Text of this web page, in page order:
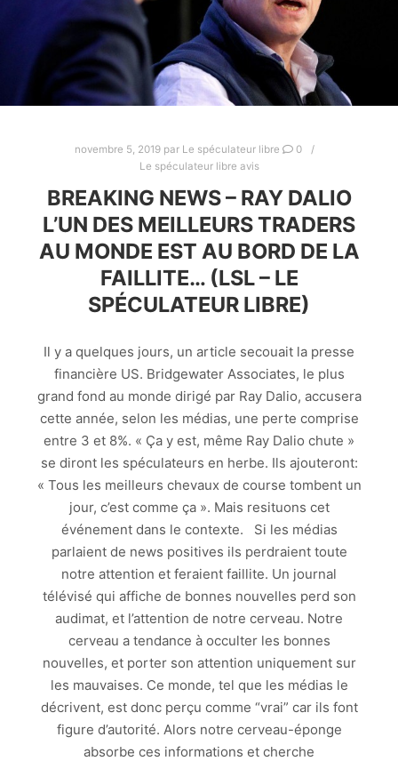
novembre 5, 2019 par Le spéculateur libre
0
Le spéculateur libre avis
BREAKING NEWS – RAY DALIO
L’UN DES MEILLEURS TRADERS
AU MONDE EST AU BORD DE LA
FAILLITE… (LSL – LE
SPÉCULATEUR LIBRE)
Il y a quelques jours, un article secouait la presse
financière US. Bridgewater Associates, le plus
grand fond au monde dirigé par Ray Dalio, accusera
cette année, selon les médias, une perte comprise
entre 3 et 8%. « Ça y est, même Ray Dalio chute »
se diront les spéculateurs en herbe. Ils ajouteront:
« Tous les meilleurs chevaux de course tombent un
jour, c’est comme ça ». Mais resituons cet
événement dans le contexte. Si les médias
parlaient de news positives ils perdraient toute
notre attention et feraient faillite. Un journal
télévisé qui affiche de bonnes nouvelles perd son
audimat, et l’attention de notre cerveau. Notre
cerveau a tendance à occulter les bonnes
nouvelles, et porter son attention uniquement sur
les mauvaises. Ce monde, tel que les médias le
décrivent, est donc perçu comme “vrai” car ils font
figure d’autorité. Alors notre cerveau-éponge
absorbe ces informations et cherche